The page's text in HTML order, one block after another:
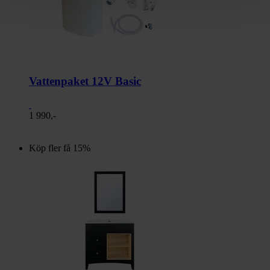
Vattenpaket 12V Basic
1 990,-
Köp fler få 15%